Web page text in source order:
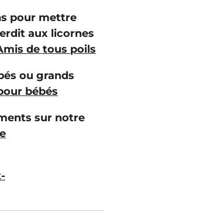
pour mettre
aux licornes
de tous poils
ou grands
bébés
sur notre